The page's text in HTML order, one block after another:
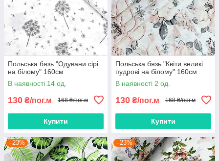
Польська бязь "Одувани сірі
на білому" 160см
В наявності 14 од.
130 ₴/пог.м 168 ₴/пог.м
Купити
Польська бязь "Квіти великі
пудрові на білому" 160см
В наявності 2 од.
130 ₴/пог.м 168 ₴/пог.м
Купити
–23% –23%